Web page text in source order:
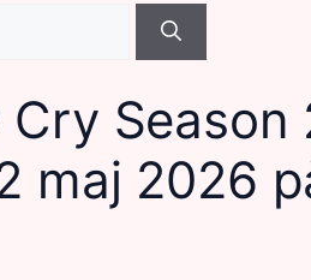
Cry Season
maj 2026